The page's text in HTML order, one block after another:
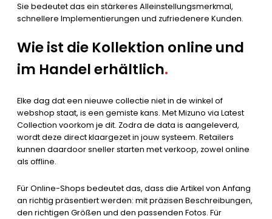
Sie bedeutet das ein stärkeres Alleinstellungsmerkmal,
schnellere Implementierungen und zufriedenere Kunden.
Wie ist die Kollektion online und
im Handel erhältlich.
Elke dag dat een nieuwe collectie niet in de winkel of
webshop staat, is een gemiste kans. Met Mizuno via Latest
Collection voorkom je dit. Zodra de data is aangeleverd,
wordt deze direct klaargezet in jouw systeem. Retailers
kunnen daardoor sneller starten met verkoop, zowel online
als offline.
Für Online-Shops bedeutet das, dass die Artikel von Anfang
an richtig präsentiert werden: mit präzisen Beschreibungen,
den richtigen Größen und den passenden Fotos. Für